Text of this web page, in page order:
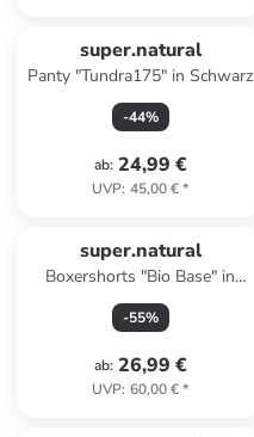
super.natural
Panty "Tundra175" in Schwarz
-44%
ab: 24,99 €
UVP: 45,00 €*
super.natural
Boxershorts "Bio Base" in
Schwarz/ Weiß
-55%
ab: 26,99 €
UVP: 60,00 €*